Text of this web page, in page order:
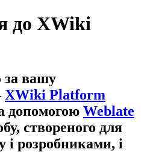
до XWiki
за вашу
XWiki Platform
допомогою Weblate
створеного для
і розробниками, і